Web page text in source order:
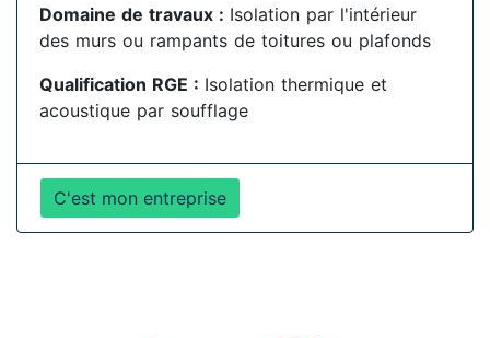
Domaine de travaux : Isolation par l'intérieur
des murs ou rampants de toitures ou plafonds
Qualification RGE : Isolation thermique et
acoustique par soufflage
C'est mon entreprise